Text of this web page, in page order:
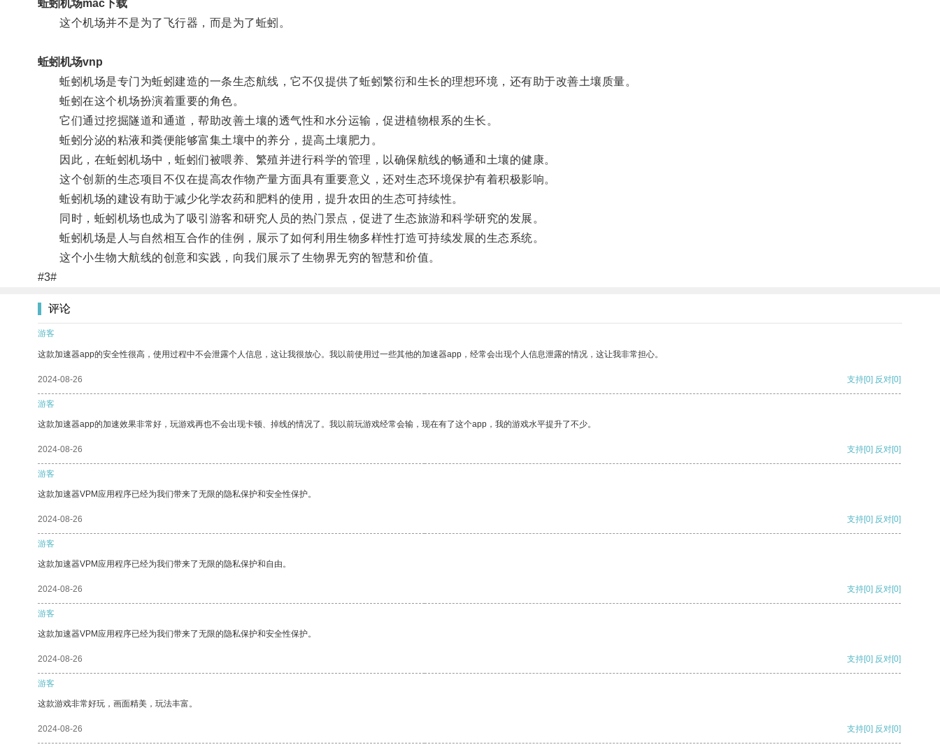
蚯蚓机场mac下载
这个机场并不是为了飞行器，而是为了蚯蚓。
蚯蚓机场vnp
蚯蚓机场是专门为蚯蚓建造的一条生态航线，它不仅提供了蚯蚓繁衍和生长的理想环境，还有助于改善土壤质量。
蚯蚓在这个机场扮演着重要的角色。
它们通过挖掘隧道和通道，帮助改善土壤的透气性和水分运输，促进植物根系的生长。
蚯蚓分泌的粘液和粪便能够富集土壤中的养分，提高土壤肥力。
因此，在蚯蚓机场中，蚯蚓们被喂养、繁殖并进行科学的管理，以确保航线的畅通和土壤的健康。
这个创新的生态项目不仅在提高农作物产量方面具有重要意义，还对生态环境保护有着积极影响。
蚯蚓机场的建设有助于减少化学农药和肥料的使用，提升农田的生态可持续性。
同时，蚯蚓机场也成为了吸引游客和研究人员的热门景点，促进了生态旅游和科学研究的发展。
蚯蚓机场是人与自然相互合作的佳例，展示了如何利用生物多样性打造可持续发展的生态系统。
这个小生物大航线的创意和实践，向我们展示了生物界无穷的智慧和价值。
#3#
评论
游客
这款加速器app的安全性很高，使用过程中不会泄露个人信息，这让我很放心。我以前使用过一些其他的加速器app，经常会出现个人信息泄露的情况，这让我非常担心。
2024-08-26 支持[0] 反对[0]
游客
这款加速器app的加速效果非常好，玩游戏再也不会出现卡顿、掉线的情况了。我以前玩游戏经常会输，现在有了这个app，我的游戏水平提升了不少。
2024-08-26 支持[0] 反对[0]
游客
这款加速器VPM应用程序已经为我们带来了无限的隐私保护和安全性保护。
2024-08-26 支持[0] 反对[0]
游客
这款加速器VPM应用程序已经为我们带来了无限的隐私保护和自由。
2024-08-26 支持[0] 反对[0]
游客
这款加速器VPM应用程序已经为我们带来了无限的隐私保护和安全性保护。
2024-08-26 支持[0] 反对[0]
游客
这款游戏非常好玩，画面精美，玩法丰富。
2024-08-26 支持[0] 反对[0]